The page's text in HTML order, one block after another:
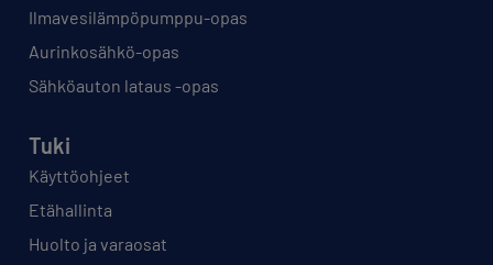
Ilmavesilämpöpumppu-opas
Aurinkosähkö-opas
Sähköauton lataus -opas
Tuki
Käyttöohjeet
Etähallinta
Huolto ja varaosat